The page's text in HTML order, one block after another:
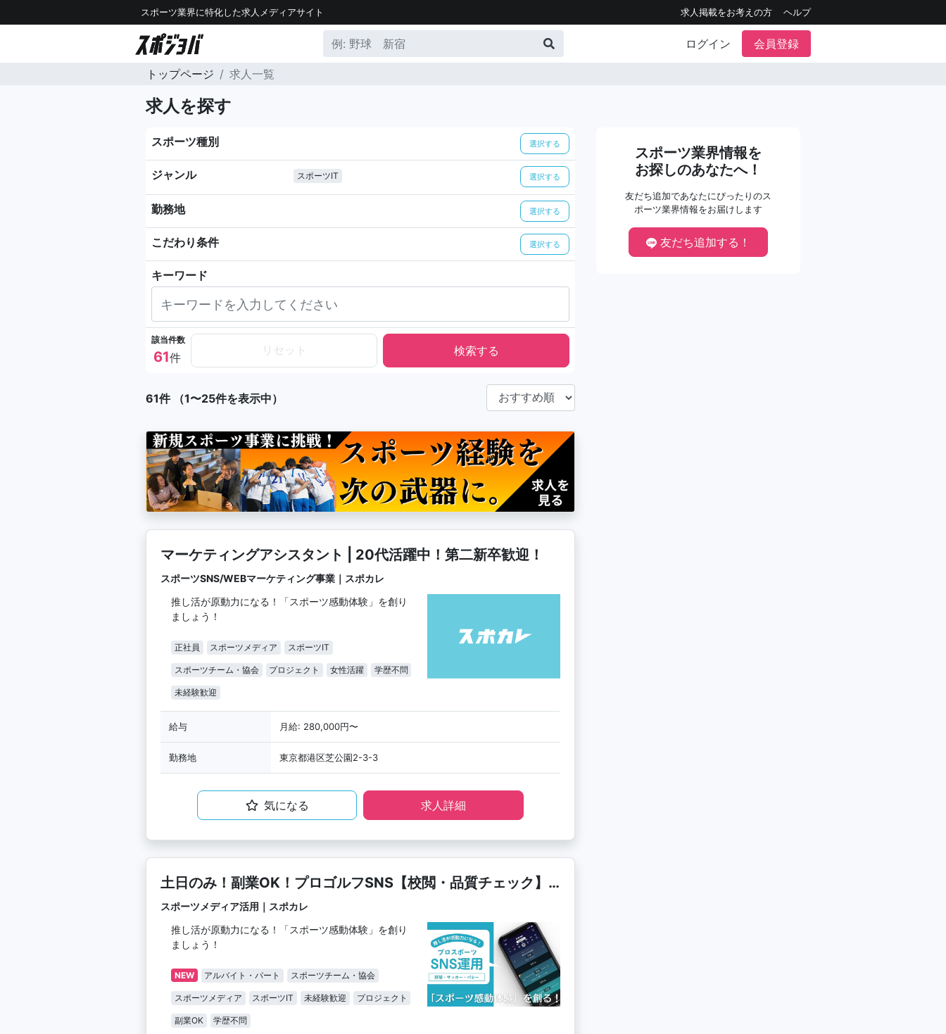
スポーツ業界に特化した求人メディアサイト 求人掲載をお考えの方 ヘルプ
ログイン 会員登録
トップページ 求人一覧
求人を探す
スポーツ種別 選択する
ジャンル スポーツIT 選択する
勤務地 選択する
こだわり条件 選択する
キーワード
該当件数
61件
リセット
61件 （1〜25件を表示中）
マーケティングアシスタント | 20代活躍中！第二新卒歓迎！
スポーツSNS/WEBマーケティング事業｜スポカレ
推し活が原動力になる！「スポーツ感動体験」を創り
ましょう！
正社員 スポーツメディア スポーツIT
スポーツチーム・協会 プロジェクト 女性活躍 学歴不問
未経験歓迎
給与 月給: 280,000円〜
勤務地 東京都港区芝公園2-3-3
気になる 求人詳細
土日のみ！副業OK！プロゴルフSNS【校閲・品質チェック】
担当
スポーツメディア活用｜スポカレ
推し活が原動力になる！「スポーツ感動体験」を創り
ましょう！
NEW アルバイト・パート スポーツチーム・協会
スポーツメディア スポーツIT 未経験歓迎 プロジェクト
副業OK 学歴不問
スポーツ業界情報を
お探しのあなたへ！
友だち追加であなたにぴったりのス
ポーツ業界情報をお届けします
友だち追加する！